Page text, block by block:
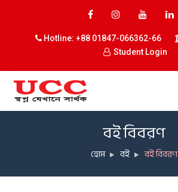
Hotline: +88 01847-066362-66
Student Login
বই বিবরণ
হোম বই বই বিবরণ